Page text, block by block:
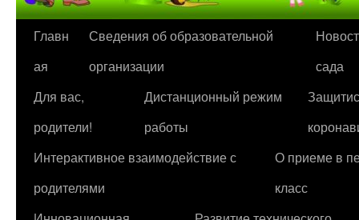
Перейти
содержимому
Главн
ая
Сведения об образовательной
организации
сада
Для вас,
родители!
Дистанционный режим
работы
Интерактивное взаимодействие с
родителями
О приеме в
класс